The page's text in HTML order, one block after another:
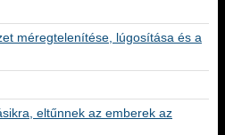
méregtelenítése, lúgosítása és a
eltűnnek az emberek az